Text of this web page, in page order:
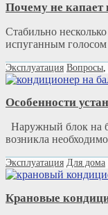
Почему не капает
Стабильно
испуганным
Эксплуатация Вопросы,
Особенности
Наружный блок на
возникла
Эксплуатация Для дома
Крановые